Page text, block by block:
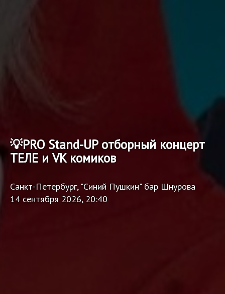
💡PRO Stand-UP отборный концерт
ТЕЛЕ и VK комиков
Санкт-Петербург, "Синий Пушкин" бар Шнурова
14 сентября 2026, 20:40